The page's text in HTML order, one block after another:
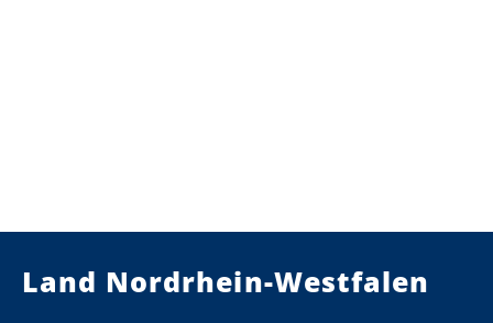
Land Nordrhein-Westfalen